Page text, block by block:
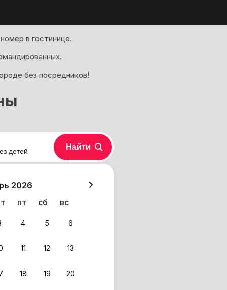
в гостинице.
без посредников!
2026
пт сб вс
4 5 6
11 12 13
18 19 20
детей Найти